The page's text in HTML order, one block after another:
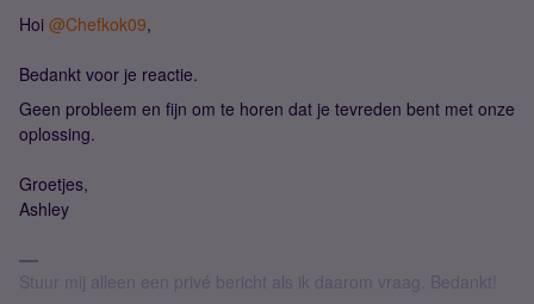
Hoi @Chefkok09,
Bedankt voor je reactie.
Geen probleem en fijn om te horen dat je tevreden bent met onze
oplossing.
Groetjes,
Ashley
Stuur mij alleen een privé bericht als ik daarom vraag. Bedankt!